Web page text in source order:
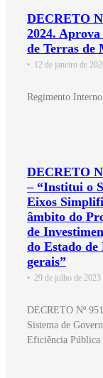
DECRETO
2024.
de Terras de
• 12 de janeiro de
Regimento
DECRETO
– “Institui o
Eixos
âmbito do
de
do Estado
gerais”
• 29 de julho de 2023
DECRETO Nº
Sistema de
Eficiência